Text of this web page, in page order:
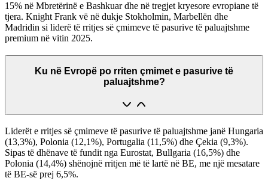
15% në Mbretërinë e Bashkuar dhe në tregjet kryesore evropiane të
tjera. Knight Frank vë në dukje Stokholmin, Marbellën dhe
Madridin si liderë të rritjes së çmimeve të pasurive të paluajtshme
premium në vitin 2025.
Ku në Evropë po rriten çmimet e pasurive të
paluajtshme?
Liderët e rritjes së çmimeve të pasurive të paluajtshme janë Hungaria
(13,3%), Polonia (12,1%), Portugalia (11,5%) dhe Çekia (9,3%).
Sipas të dhënave të fundit nga Eurostat, Bullgaria (16,5%) dhe
Polonia (14,4%) shënojnë rritjen më të lartë në BE, me një mesatare
të BE-së prej 6,5%.